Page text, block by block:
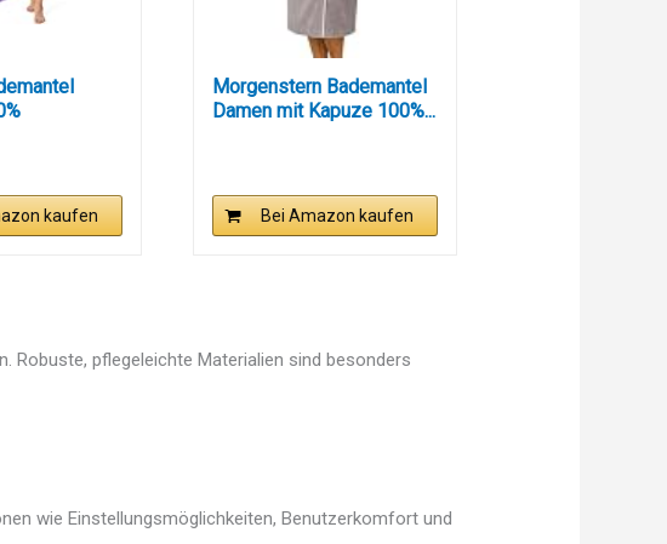
kaufen
Morgenstern Bademantel
Damen mit Kapuze 100%...
Bei Amazon kaufen
Robuste, pflegeleichte Materialien sind besonders
wie Einstellungsmöglichkeiten, Benutzerkomfort und